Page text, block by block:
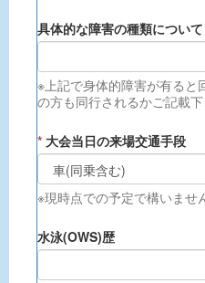
具体的な障害の種類について
※上記で身体的障害が有ると
の方も同行されるかご記載
* 大会当日の来場交通手段
※現時点での予定で構いませ
水泳(OWS)歴